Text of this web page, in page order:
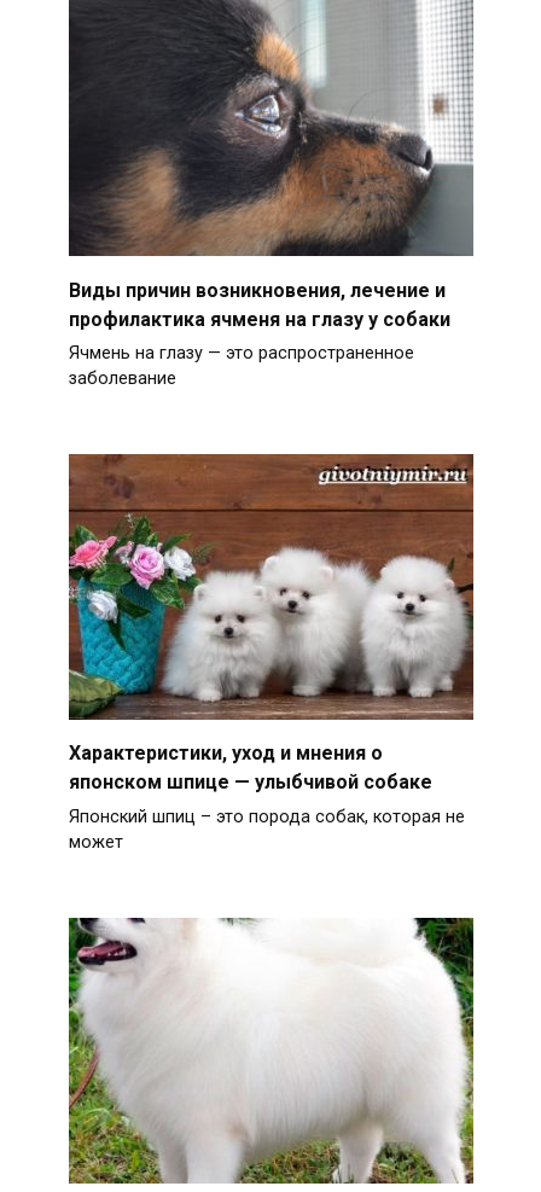
Виды причин возникновения, лечение и
профилактика ячменя на глазу у собаки
Ячмень на глазу — это распространенное
заболевание
Характеристики, уход и мнения о
японском шпице — улыбчивой собаке
Японский шпиц – это порода собак, которая не
может